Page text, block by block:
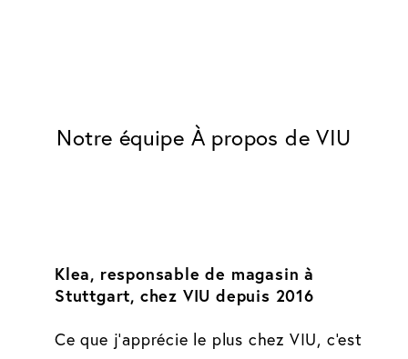
Notre équipe À propos de VIU
Klea, responsable de magasin à
Stuttgart, chez VIU depuis 2016
Ce que j'apprécie le plus chez VIU, c'est